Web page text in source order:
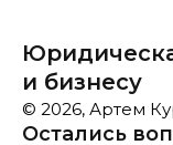
и бизнесу
© 2026, Артем
Остались